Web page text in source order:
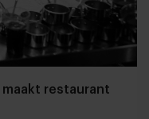
restaurant